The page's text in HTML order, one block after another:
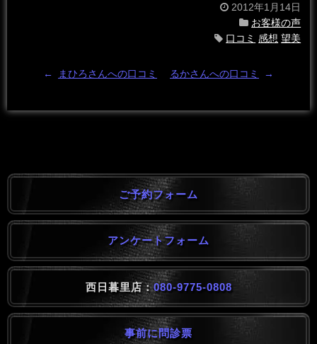
2012年1月14日
お客様の声
口コミ 感想 望美
← まひろさんへの口コミ るかさんへの口コミ →
ご予約フォーム
アンケートフォーム
西日暮里店：080-9775-0808
事前に問診票